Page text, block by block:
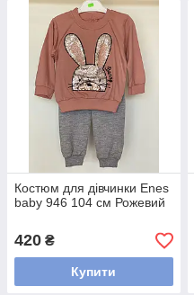
Костюм для дівчинки Enes
baby 946 104 см Рожевий
420 ₴
Купити